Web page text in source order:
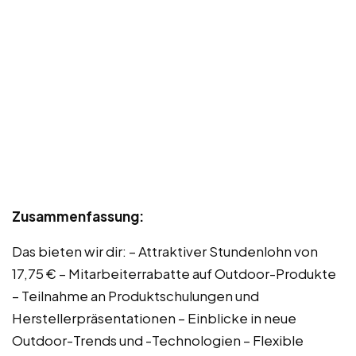
Zusammenfassung:
Das bieten wir dir: – Attraktiver Stundenlohn von
17,75 € – Mitarbeiterrabatte auf Outdoor-Produkte
– Teilnahme an Produktschulungen und
Herstellerpräsentationen – Einblicke in neue
Outdoor-Trends und -Technologien – Flexible